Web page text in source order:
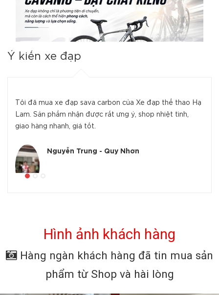
CAVANIO – BẬT CHẤT RIÊNG/ Ride Your Style
CAVANIO – BẬT CHẤT RIÊNG/ Ride Your Style GIỚI THIỆU
THƯƠNG HIỆU XE...
Ý kiến xe đạp
Tôi đã mua xe đạp sava carbon của Xe đạp thể thao Hạ
Lam. Sản phẩm nhận được rất ưng ý, shop nhiệt tình,
giao hàng nhanh, giá tốt.
Nguyễn Trung - Quy Nhơn
Hình ảnh khách hàng
Hàng ngàn khách hàng đã tin mua sản
phẩm từ Shop và hài lòng